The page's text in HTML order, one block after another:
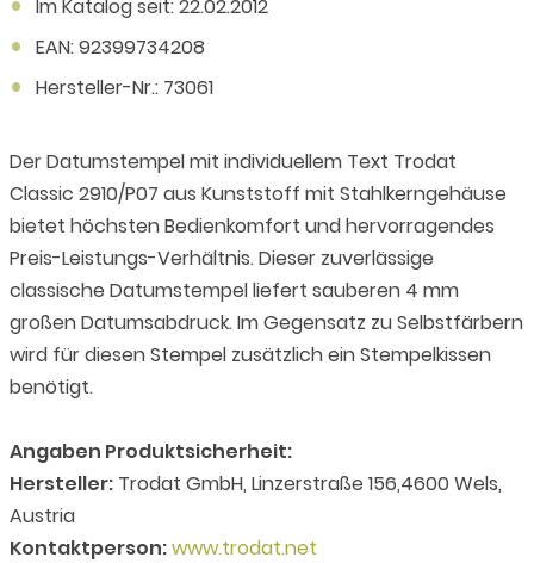
Im Katalog seit: 22.02.2012
EAN: 92399734208
Hersteller-Nr.: 73061
Der Datumstempel mit individuellem Text Trodat
Classic 2910/P07 aus Kunststoff mit Stahlkerngehäuse
bietet höchsten Bedienkomfort und hervorragendes
Preis-Leistungs-Verhältnis. Dieser zuverlässige
classische Datumstempel liefert sauberen 4 mm
großen Datumsabdruck. Im Gegensatz zu Selbstfärbern
wird für diesen Stempel zusätzlich ein Stempelkissen
benötigt.
Angaben Produktsicherheit:
Hersteller: Trodat GmbH, Linzerstraße 156,4600 Wels,
Austria
Kontaktperson:www.trodat.net